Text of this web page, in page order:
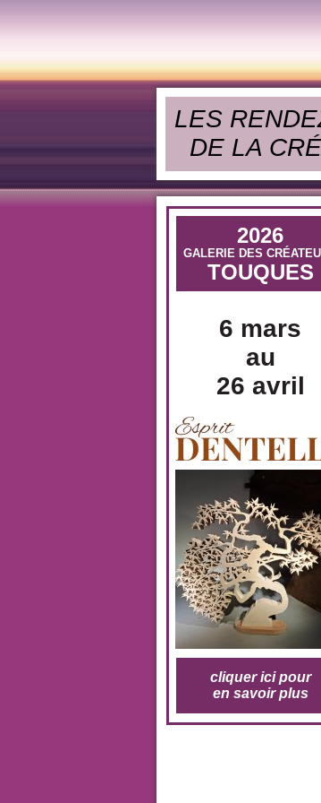
LES
DE LA
2026
GALERIE DES
TOUQUES
6 mars
au
26 avril
cliquer ici pour
en savoir plus